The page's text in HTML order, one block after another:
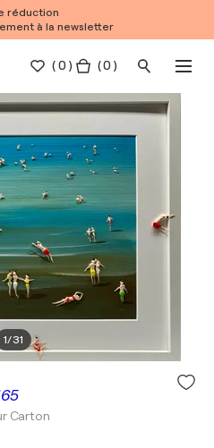
réduction
à la newsletter
(0 ) ( 0 )
1/31
Carton